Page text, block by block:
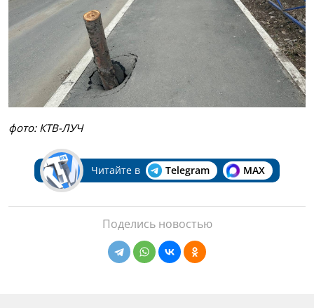
фото: КТВ-ЛУЧ
Читайте в Telegram MAX
Поделись новостью